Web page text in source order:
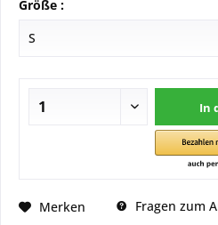
Größe :
In
Merken Fragen zum